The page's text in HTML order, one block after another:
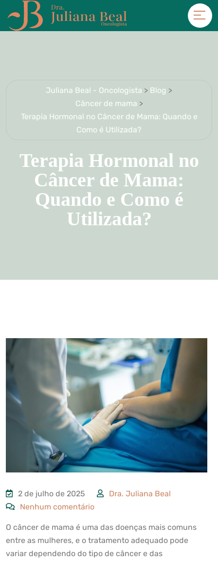
Juliana Beal - Oncologista > Blog >
Câncer de mama >
Terapia Hormonal no Câncer de Mama: Quando e
Como é Utilizada?
Terapia Hormonal no
Câncer de Mama:
Quando e Como é
Utilizada?
2 de julho de 2025
Dra. Juliana Beal
Nenhum comentário
O câncer de mama é uma das doenças mais comuns
entre as mulheres, e o tratamento adequado pode
variar dependendo do tipo de câncer e das